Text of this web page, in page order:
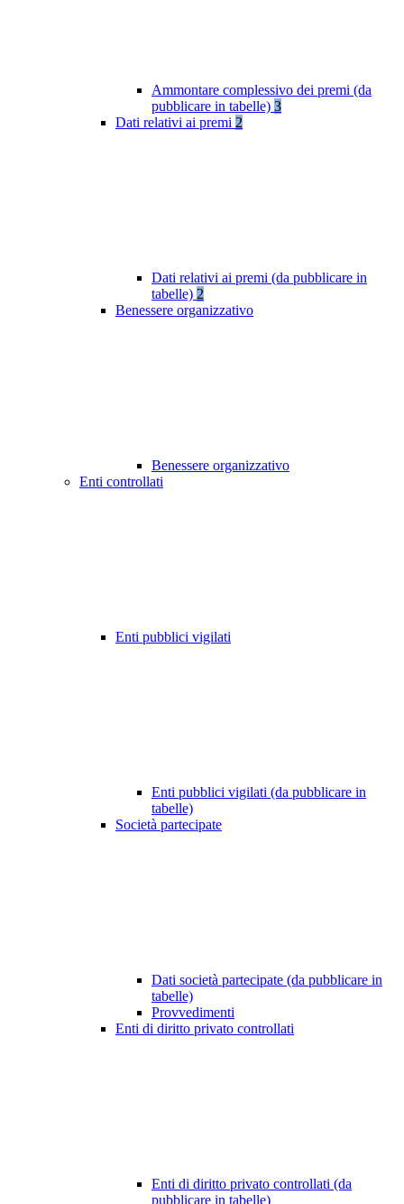
Ammontare complessivo dei premi (da
pubblicare in tabelle) 3
Dati relativi ai premi 2
Dati relativi ai premi (da pubblicare in
tabelle) 2
Benessere organizzativo
Benessere organizzativo
Enti controllati
Enti pubblici vigilati
Enti pubblici vigilati (da pubblicare in
tabelle)
Società partecipate
Dati società partecipate (da pubblicare in
tabelle)
Provvedimenti
Enti di diritto privato controllati
Enti di diritto privato controllati (da
pubblicare in tabelle)